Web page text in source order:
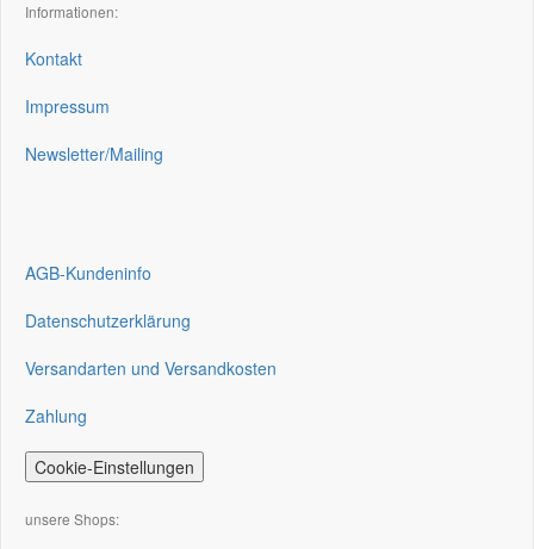
Informationen:
Kontakt
Impressum
Newsletter/Mailing
AGB-Kundeninfo
Datenschutzerklärung
Versandarten und Versandkosten
Zahlung
Cookie-Einstellungen
unsere Shops: